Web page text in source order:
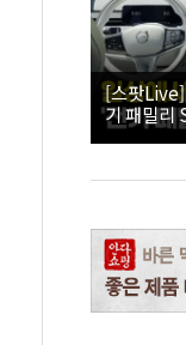
[스팟Live]
기 패밀리